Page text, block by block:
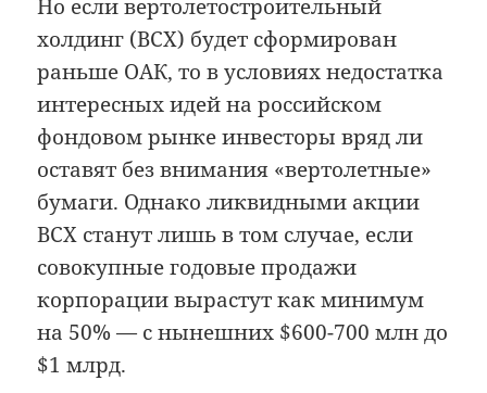
Но если вертолетостроительный
холдинг (ВСХ) будет сформирован
раньше ОАК, то в условиях недостатка
интересных идей на российском
фондовом рынке инвесторы вряд ли
оставят без внимания «вертолетные»
бумаги. Однако ликвидными акции
ВСХ станут лишь в том случае, если
совокупные годовые продажи
корпорации вырастут как минимум
на 50% — с нынешних $600-700 млн до
$1 млрд.